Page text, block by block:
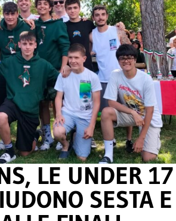
LE UNDER 17
SESTA E